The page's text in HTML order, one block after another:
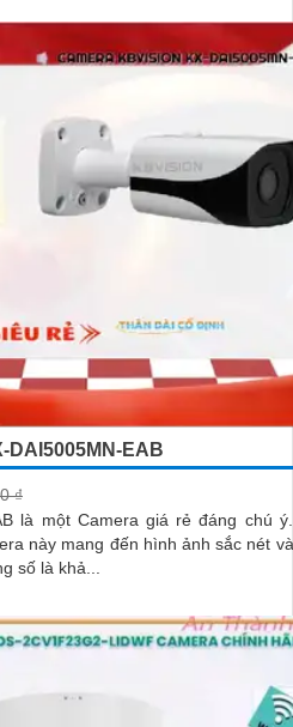
DAI5005MN-EAB
₫
là một Camera giá rẻ đáng chú ý. Với
này mang đến hình ảnh sắc nét
số là khả...